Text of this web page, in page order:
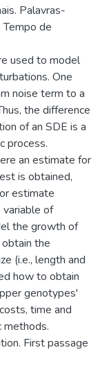
Palavras-
Tempo de
used to model
One
noise term to a
the difference
of an SDE is a
process.
an estimate for
is obtained,
estimate
of
the growth of
the
(i.e., length and
how to obtain
genotypes'
time and
methods.
First passage